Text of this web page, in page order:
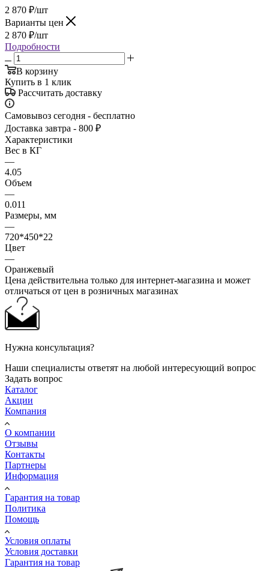
2 870 ₽/шт
Варианты цен
2 870 ₽/шт
Подробности
В корзину
Купить в 1 клик
Рассчитать доставку
Самовывоз сегодня - бесплатно
Доставка завтра - 800 ₽
Характеристики
Вес в КГ
—
4.05
Объем
—
0.011
Размеры, мм
—
720*450*22
Цвет
—
Оранжевый
Цена действительна только для интернет-магазина и может
отличаться от цен в розничных магазинах
Нужна консультация?
Наши специалисты ответят на любой интересующий вопрос
Задать вопрос
Каталог
Акции
Компания
О компании
Отзывы
Контакты
Партнеры
Информация
Гарантия на товар
Политика
Помощь
Условия оплаты
Условия доставки
Гарантия на товар